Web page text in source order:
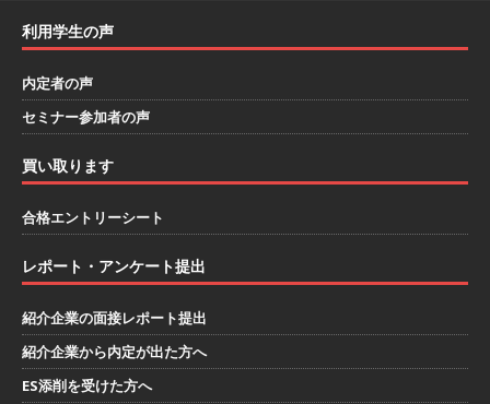
[ 2026年5月10日 ] ≪ 27卒 ≫ 大手医薬品や食品
[ 2026年1月26日 ] 【 体育会学生限定 】 企業の
詳細分析 AI活用アスキヤリセミナー ｜ 周りと差
をつけられる!! ｜ 予約フォーム
ト
利用学生の声
内定者の声
セミナー参加者の声
買い取ります
合格エントリーシート
レポート・アンケート提出
紹介企業の面接レポート提出
紹介企業から内定が出た方へ
ES添削を受けた方へ